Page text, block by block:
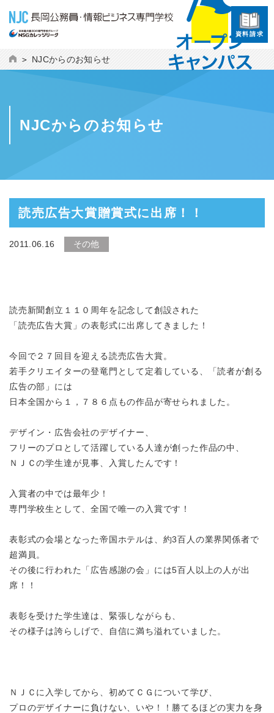
資料請求
NJCからのお知らせ
NJCからのお知らせ
読売広告大賞贈賞式に出席！！
2011.06.16 その他
読売新聞創立１１０周年を記念して創設された
「読売広告大賞」の表彰式に出席してきました！
今回で２７回目を迎える読売広告大賞。
若手クリエイターの登竜門として定着している、「読者が創る
広告の部」には
日本全国から１，７８６点もの作品が寄せられました。
デザイン・広告会社のデザイナー、
フリーのプロとして活躍している人達が創った作品の中、
ＮＪＣの学生達が見事、入賞したんです！
入賞者の中では最年少！
専門学校生として、全国で唯一の入賞です！
表彰式の会場となった帝国ホテルは、約3百人の業界関係者で
超満員。
その後に行われた「広告感謝の会」には5百人以上の人が出
席！！
表彰を受けた学生達は、緊張しながらも、
その様子は誇らしげで、自信に満ち溢れていました。
ＮＪＣに入学してから、初めてＣＧについて学び、
プロのデザイナーに負けない、いや！！勝てるほどの実力を身